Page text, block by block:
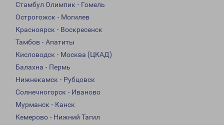
Стамбул Олимпик - Гомель
Острогожск - Могилев
Красноярск - Воскресенск
Тамбов - Апатиты
Кисловодск - Москва (ЦКАД)
Балахна - Пермь
Нижнекамск - Рубцовск
Солнечногорск - Иваново
Мурманск - Канск
Кемерово - Нижний Тагил